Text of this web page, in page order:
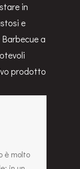
della
chef con
ultimi
e la
in
e
a
prodotto